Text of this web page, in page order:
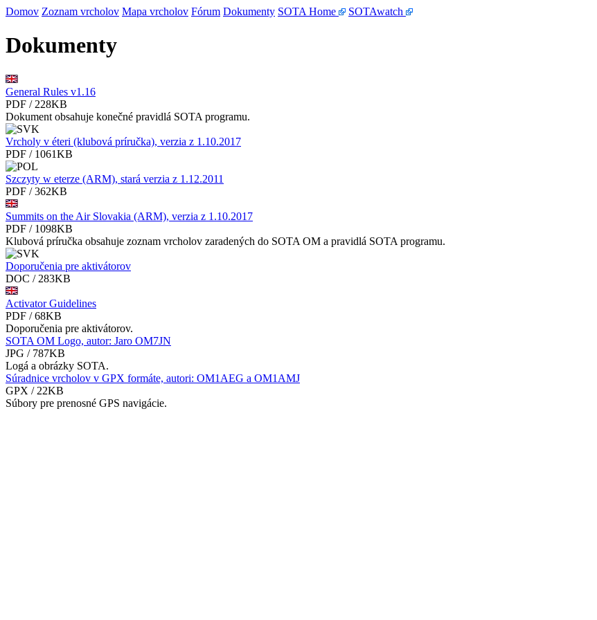
Domov Zoznam vrcholov Mapa vrcholov Fórum Dokumenty SOTA Home SOTAwatch
Dokumenty
General Rules v1.16
PDF / 228KB
Dokument obsahuje konečné pravidlá SOTA programu.
Vrcholy v éteri (klubová príručka), verzia z 1.10.2017
PDF / 1061KB
Szczyty w eterze (ARM), stará verzia z 1.12.2011
PDF / 362KB
Summits on the Air Slovakia (ARM), verzia z 1.10.2017
PDF / 1098KB
Klubová príručka obsahuje zoznam vrcholov zaradených do SOTA OM a pravidlá SOTA programu.
Doporučenia pre aktivátorov
DOC / 283KB
Activator Guidelines
PDF / 68KB
Doporučenia pre aktivátorov.
SOTA OM Logo, autor: Jaro OM7JN
JPG / 787KB
Logá a obrázky SOTA.
Súradnice vrcholov v GPX formáte, autori: OM1AEG a OM1AMJ
GPX / 22KB
Súbory pre prenosné GPS navigácie.